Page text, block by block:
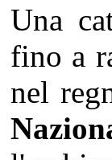
Una
fino a
nel